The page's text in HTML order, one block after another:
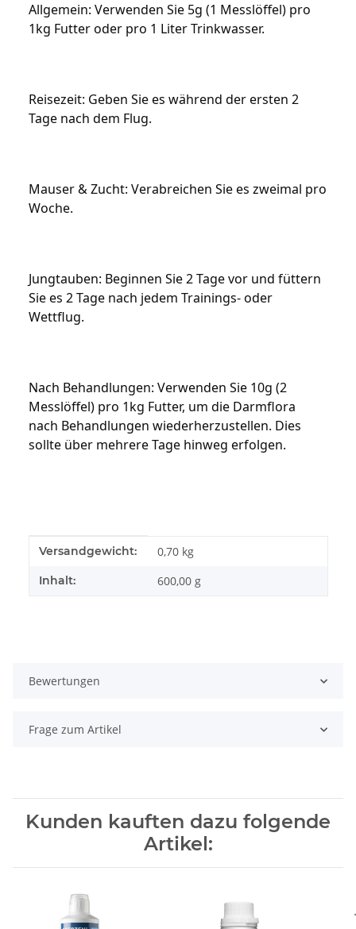
Allgemein: Verwenden Sie 5g (1 Messlöffel) pro
1kg Futter oder pro 1 Liter Trinkwasser.
Reisezeit: Geben Sie es während der ersten 2
Tage nach dem Flug.
Mauser & Zucht: Verabreichen Sie es zweimal pro
Woche.
Jungtauben: Beginnen Sie 2 Tage vor und füttern
Sie es 2 Tage nach jedem Trainings- oder
Wettflug.
Nach Behandlungen: Verwenden Sie 10g (2
Messlöffel) pro 1kg Futter, um die Darmflora
nach Behandlungen wiederherzustellen. Dies
sollte über mehrere Tage hinweg erfolgen.
Produkteigenschaft
Wert
Versandgewicht: 0,70 kg
Inhalt: 600,00 g
Bewertungen
Frage zum Artikel
Kunden kauften dazu folgende
Artikel: